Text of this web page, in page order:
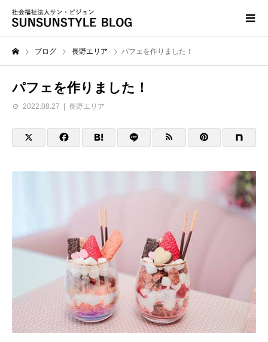
ブログ 長野エリア パフェを作りました！
パフェを作りました！
2022.08.27 長野エリア